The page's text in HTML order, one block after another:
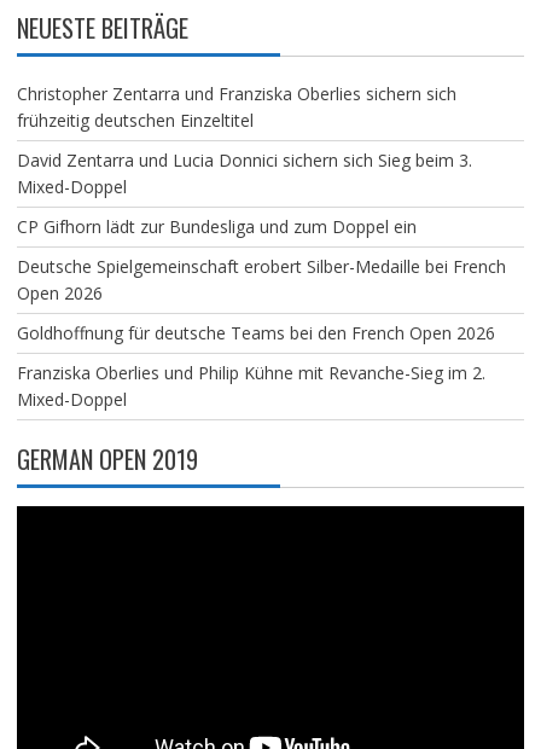
NEUESTE BEITRÄGE
Christopher Zentarra und Franziska Oberlies sichern sich
frühzeitig deutschen Einzeltitel
David Zentarra und Lucia Donnici sichern sich Sieg beim 3.
Mixed-Doppel
CP Gifhorn lädt zur Bundesliga und zum Doppel ein
Deutsche Spielgemeinschaft erobert Silber-Medaille bei French
Open 2026
Goldhoffnung für deutsche Teams bei den French Open 2026
Franziska Oberlies und Philip Kühne mit Revanche-Sieg im 2.
Mixed-Doppel
GERMAN OPEN 2019